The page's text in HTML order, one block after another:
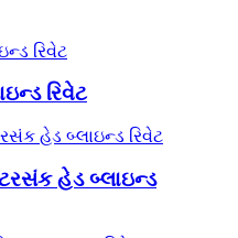
રિવેટ
હેડ બ્લાઇન્ડ